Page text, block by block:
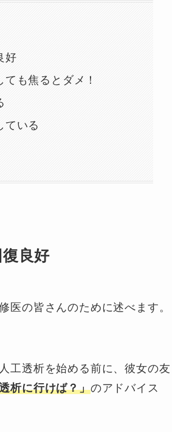
好
も焦るとダメ！
ている
良好
医の皆さんのために述べます。
工透析を始める前に、彼女の友
析に行けば？」のアドバイス